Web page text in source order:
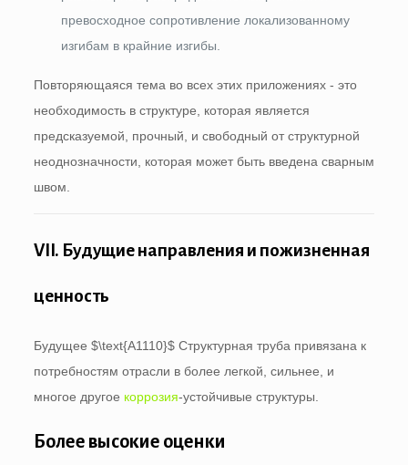
превосходное сопротивление локализованному
изгибам в крайние изгибы.
Повторяющаяся тема во всех этих приложениях - это
необходимость в структуре, которая является
предсказуемой, прочный, и свободный от структурной
неоднозначности, которая может быть введена сварным
швом.
VII. Будущие направления и пожизненная
ценность
Будущее $\text{A1110}$Структурная труба привязана к
потребностям отрасли в более легкой, сильнее, и
многое другое коррозия-устойчивые структуры.
Более высокие оценки